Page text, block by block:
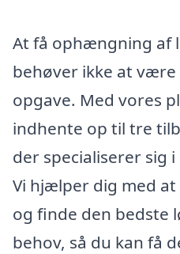
At få ophængning af
behøver ikke at
opgave. Med vores
indhente op til tre
der specialiserer sig
Vi hjælper dig med
og finde den bedste
behov, så du kan få